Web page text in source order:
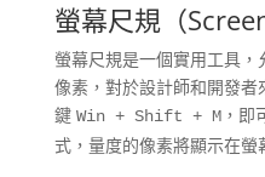
螢幕尺規（
螢幕尺規是一個實用工具
像素，對於設計師和開發
鍵 Win + Shift + M，即
式，量度的像素將顯示在螢